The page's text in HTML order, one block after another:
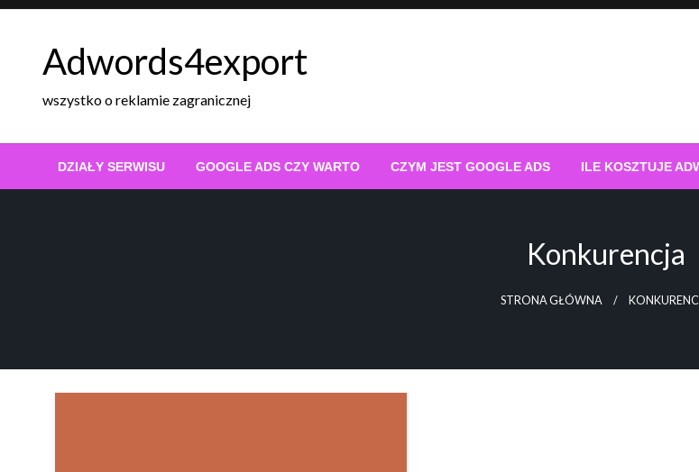
Skip
Adwords4export
wszystko o reklamie zagranicznej
DZIAŁY SERWISU GOOGLE ADS CZY WARTO CZYM JEST GOOGLE ADS ILE KOSZTUJE
Konkurencja
STRONA GŁÓWNA